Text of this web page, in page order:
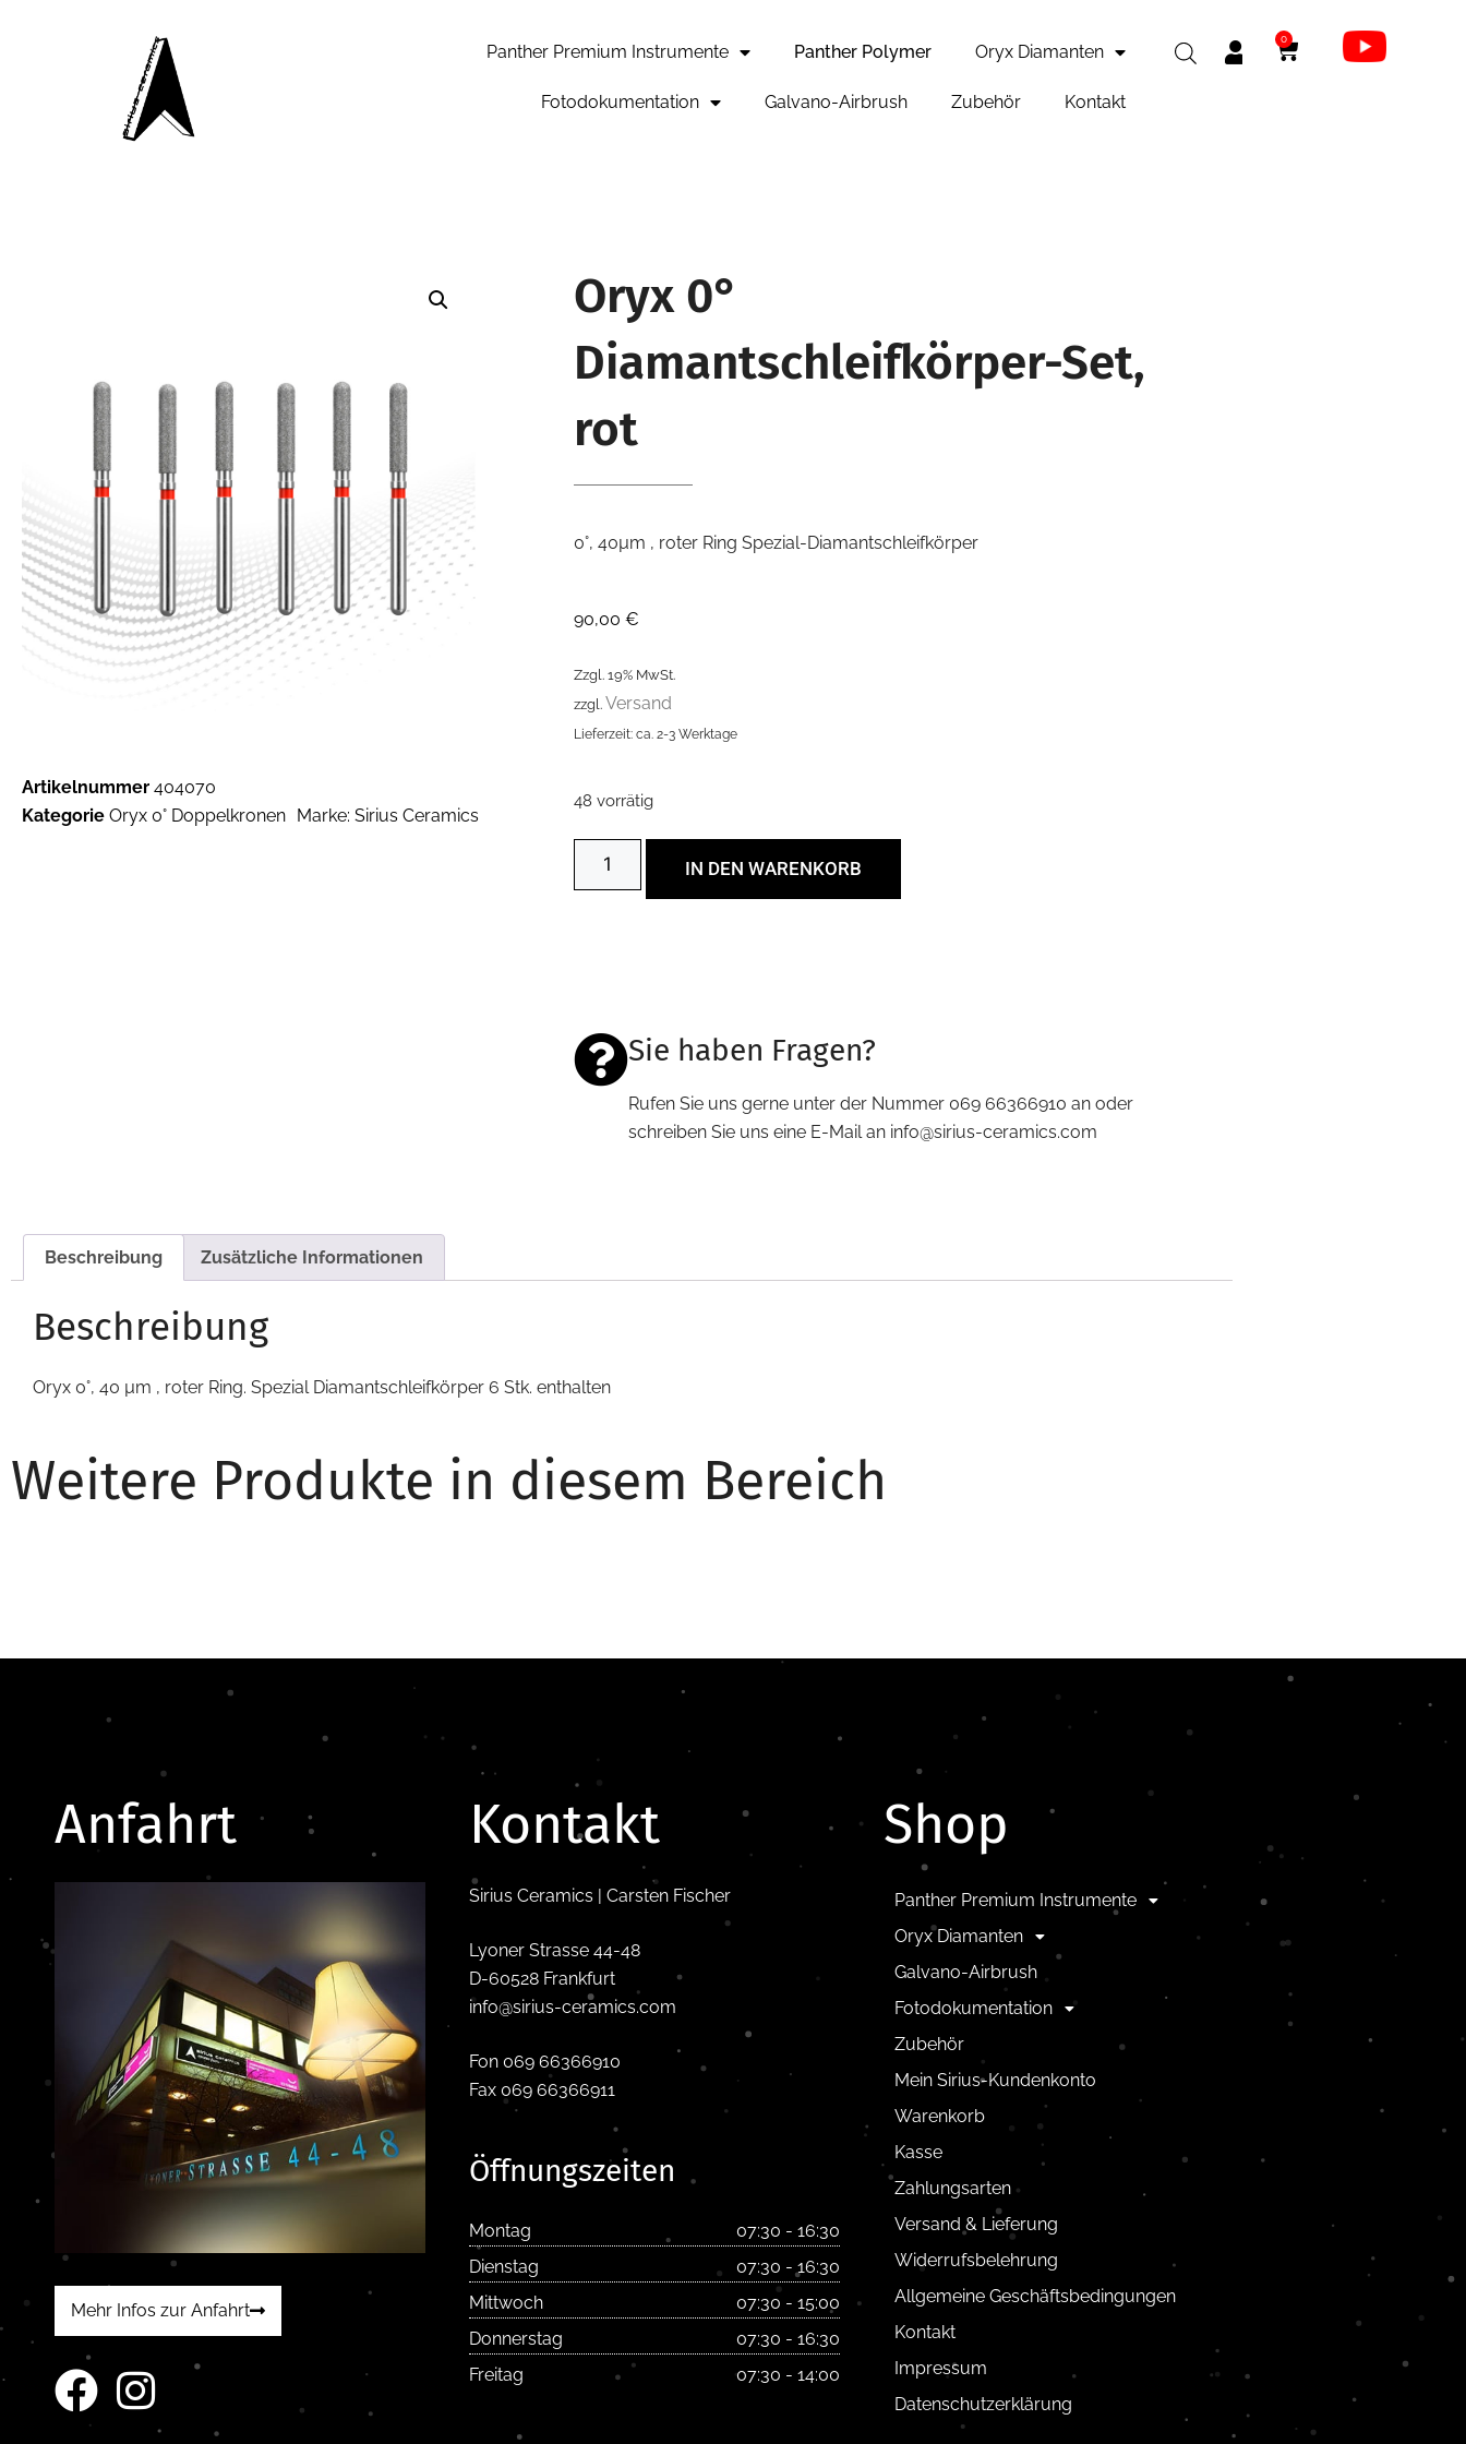
Panther Premium Instrumente Panther Polymer Oryx Diamanten
Fotodokumentation Galvano-Airbrush Zubehör Kontakt
0
Artikelnummer 404070
Kategorie Oryx 0° Doppelkronen Marke: Sirius Ceramics
Oryx 0°
Diamantschleifkörper-Set,
rot
0°, 40µm , roter Ring Spezial-Diamantschleifkörper
90,00 €
Zzgl. 19% MwSt.
zzgl. Versand
Lieferzeit: ca. 2-3 Werktage
48 vorrätig
IN DEN WARENKORB
Sie haben Fragen?
Rufen Sie uns gerne unter der Nummer 069 66366910 an oder
schreiben Sie uns eine E-Mail an info@sirius-ceramics.com
Beschreibung Zusätzliche Informationen
Beschreibung
Oryx 0°, 40 µm , roter Ring. Spezial Diamantschleifkörper 6 Stk. enthalten
Weitere Produkte in diesem Bereich
Anfahrt
Mehr Infos zur Anfahrt
Kontakt
Sirius Ceramics | Carsten Fischer
Lyoner Strasse 44-48
D-60528 Frankfurt
info@sirius-ceramics.com
Fon 069 66366910
Fax 069 66366911
Öffnungszeiten
Montag
07:30 - 16:30
Dienstag
07:30 - 16:30
Mittwoch
07:30 - 15:00
Donnerstag
07:30 - 16:30
Freitag
07:30 - 14:00
Shop
Panther Premium Instrumente
Oryx Diamanten
Galvano-Airbrush
Fotodokumentation
Zubehör
Mein Sirius-Kundenkonto
Warenkorb
Kasse
Zahlungsarten
Versand & Lieferung
Widerrufsbelehrung
Allgemeine Geschäftsbedingungen
Kontakt
Impressum
Datenschutzerklärung